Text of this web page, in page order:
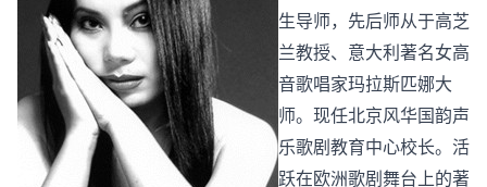
生导师，先后师从于高芝
兰教授、意大利著名女高
音歌唱家玛拉斯匹娜大
师。现任北京风华国韵声
乐歌剧教育中心校长。活
跃在欧洲歌剧舞台上的著